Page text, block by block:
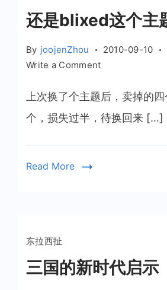
还是blixed这个主
By joojenZhou
2010-09-10
Write a Commenton
是
blixed
这
上次换了个主题后，卖掉的
个，损失过半，待换回来 […]
Read More
东拉西扯
三国的新时代启示